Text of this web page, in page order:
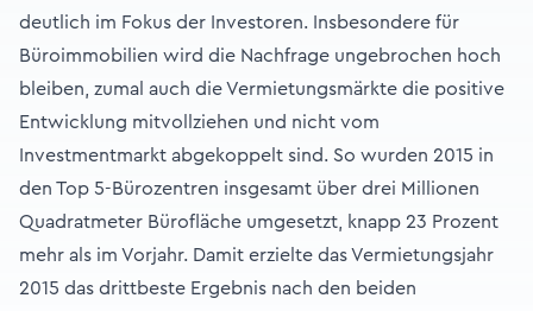
deutlich im Fokus der Investoren. Insbesondere für
Büroimmobilien wird die Nachfrage ungebrochen hoch
bleiben, zumal auch die Vermietungsmärkte die positive
Entwicklung mitvollziehen und nicht vom
Investmentmarkt abgekoppelt sind. So wurden 2015 in
den Top 5-Bürozentren insgesamt über drei Millionen
Quadratmeter Bürofläche umgesetzt, knapp 23 Prozent
mehr als im Vorjahr. Damit erzielte das Vermietungsjahr
2015 das drittbeste Ergebnis nach den beiden